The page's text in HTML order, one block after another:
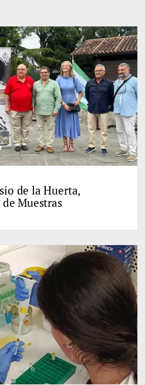
de la Huerta,
Muestras